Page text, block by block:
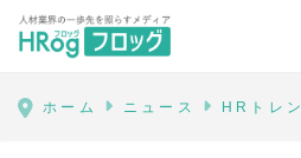
HRog | 人材業界の一
ホーム ニュース HRトレ